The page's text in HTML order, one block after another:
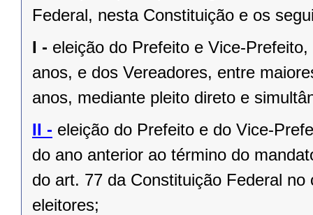
Federal, nesta Constituição e os
I - eleição do Prefeito e Vice-
anos, e dos Vereadores, entre
anos, mediante pleito direto e
II - eleição do Prefeito e do Vice-
do ano anterior ao término do
do art. 77 da Constituição Federal
eleitores;